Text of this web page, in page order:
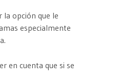
la opción que le
especialmente
en cuenta que si se